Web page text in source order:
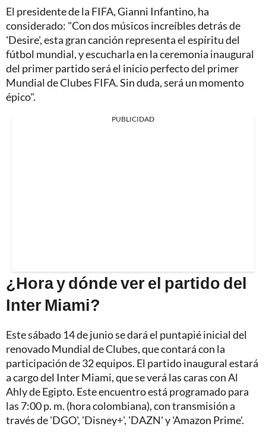
El presidente de la FIFA, Gianni Infantino, ha
considerado: "Con dos músicos increíbles detrás de
'Desire', esta gran canción representa el espíritu del
fútbol mundial, y escucharla en la ceremonia inaugural
del primer partido será el inicio perfecto del primer
Mundial de Clubes FIFA. Sin duda, será un momento
épico".
PUBLICIDAD
¿Hora y dónde ver el partido del
Inter Miami?
Este sábado 14 de junio se dará el puntapié inicial del
renovado Mundial de Clubes, que contará con la
participación de 32 equipos. El partido inaugural estará
a cargo del Inter Miami, que se verá las caras con Al
Ahly de Egipto. Este encuentro está programado para
las 7:00 p. m. (hora colombiana), con transmisión a
través de 'DGO', 'Disney+', 'DAZN' y 'Amazon Prime'.